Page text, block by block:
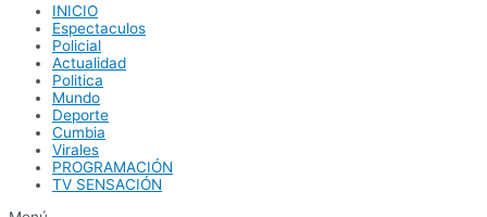
INICIO
Espectaculos
Policial
Actualidad
Politica
Mundo
Deporte
Cumbia
Virales
PROGRAMACIÓN
TV SENSACIÓN